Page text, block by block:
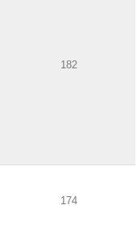
182
174